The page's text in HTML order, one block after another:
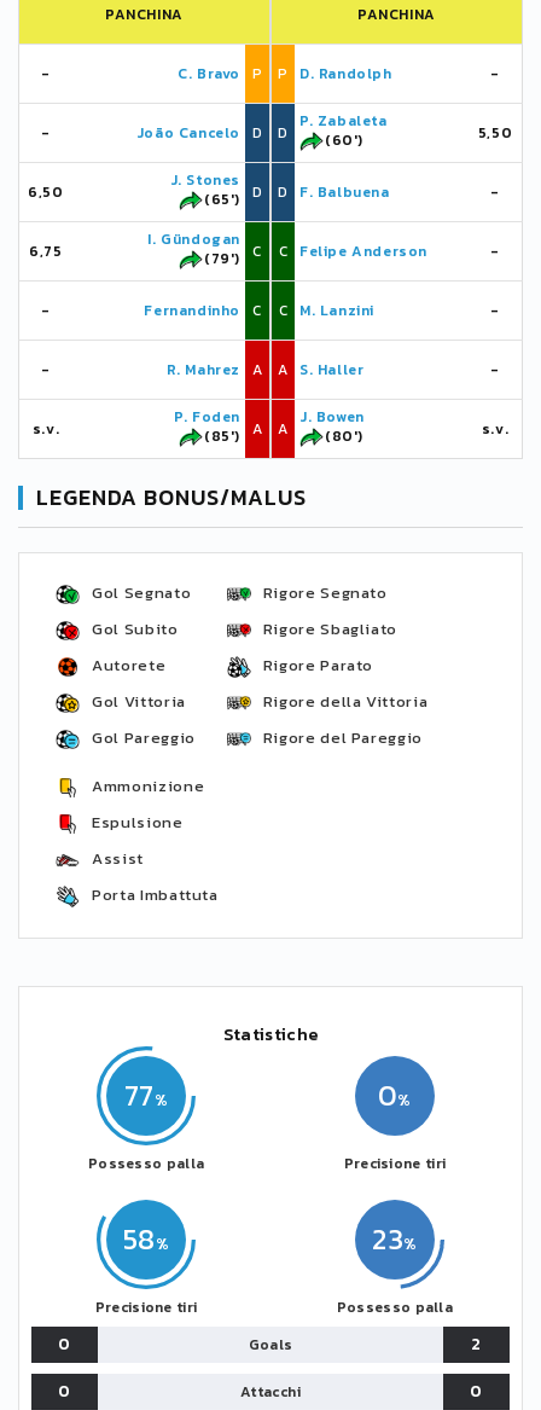
PANCHINA
- C. Bravo P
- João Cancelo D
6,50
J. Stones
(65')
D
6,75
I. Gündogan
(79')
C
- Fernandinho C
- R. Mahrez A
s.v.
P. Foden
(85')
A
PANCHINA
P D. Randolph -
D
P. Zabaleta
(60')
5,50
D F. Balbuena -
C Felipe Anderson -
C M. Lanzini -
A S. Haller -
A
J. Bowen
(80')
s.v.
LEGENDA BONUS/MALUS
Gol Segnato
Gol Subito
Autorete
Gol Vittoria
Gol Pareggio
Rigore Segnato
Rigore Sbagliato
Rigore Parato
Rigore della Vittoria
Rigore del Pareggio
Ammonizione
Espulsione
Assist
Porta Imbattuta
Statistiche
77
Possesso palla
58
Precisione tiri
23
Possesso palla
0
Precisione tiri
0 Goals
2
0
Attacchi
0